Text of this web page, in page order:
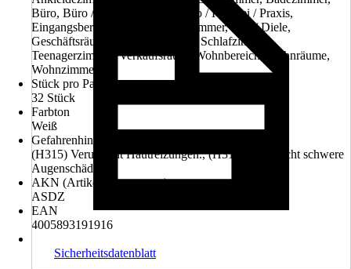
Büro, Büro / Geschäftsraum, Büro / Kanzlei / Praxis,
Eingangsbereich, Empfang, Esszimmer, Flur / Diele,
Geschäftsräume, Konferenzraum, Schlafzimmer,
Teenagerzimmer, Verkaufsraum, Wohnbereich, Wohnräume,
Wohnzimmer
Stück pro Palette
32 Stück
Farbton
Weiß
Gefahrenhinweise (H-Sätze)
(H315) Verursacht Hautreizungen., (H318) Verursacht schwere
Augenschäden.
AKN (Artikelkurznummer)
ASDZ
EAN
4005893191916
Sicherheitsdatenblatt